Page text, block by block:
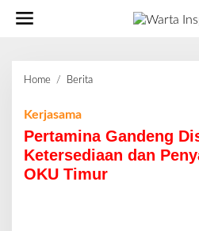
Home / Berita
a
m
i
Kerjasama
Pertamina Gandeng
Ketersediaan dan
OKU Timur